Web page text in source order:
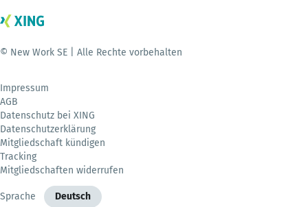
© New Work SE | Alle Rechte vorbehalten
Impressum
AGB
Datenschutz bei XING
Datenschutzerklärung
Mitgliedschaft kündigen
Tracking
Mitgliedschaften widerrufen
Sprache Deutsch